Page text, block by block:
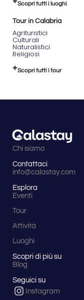
Scopri tutti i luoghi
Tour in Calabria
Agrituristici
Culturali
Naturalistici
Religiosi
Scopri tutti i tour
Chi siamo
Contattaci
info@calastay.com
Esplora
Eventi
Tour
Attività
Luoghi
Scopri di più su
Blog
Seguici su
Instagram